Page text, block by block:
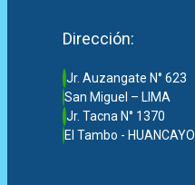
Dirección:
Jr. Auzangate N° 623
San Miguel – LIMA
Jr. Tacna N° 1370
El Tambo - HUANCAYO